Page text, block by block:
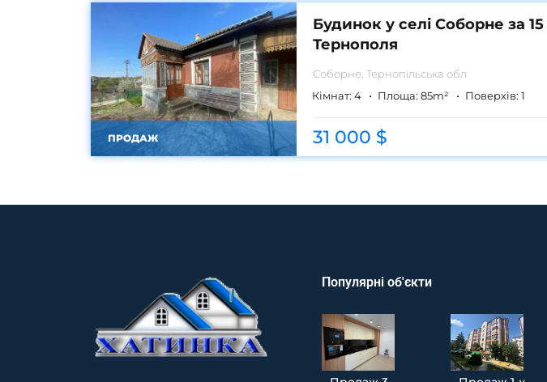
ПРОДАЖ
Будинок у селі Соборне за
Тернополя
Соборне, Тернопільська обл
Кімнат: 4 Площа: 85m² Поверхів: 1
31 000 $
Популярні об'єкти